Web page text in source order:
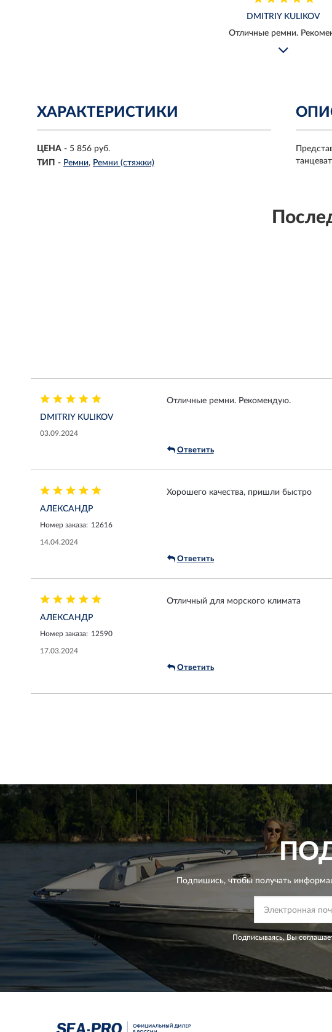
DMITRIY KULIKOV
Отличные ремни.
ХАРАКТЕРИСТИКИ
ЦЕНА - 5 856 руб.
ТИП - Ремни Ремни (стяжки)
DMITRIY KULIKOV
03.09.2024
Отличные ремни. Рекомендую.
Ответить
АЛЕКСАНДР
Номер заказа: 12616
14.04.2024
Хорошего качества, пришли быстро
Ответить
АЛЕКСАНДР
Номер заказа: 12590
17.03.2024
Отличный для морского климата
Ответить
Подпишись, чтобы получать
Подписываясь, Вы